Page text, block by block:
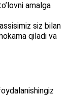
amalga
siz bilan
qiladi va